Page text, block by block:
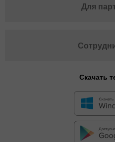
Для
Скачать